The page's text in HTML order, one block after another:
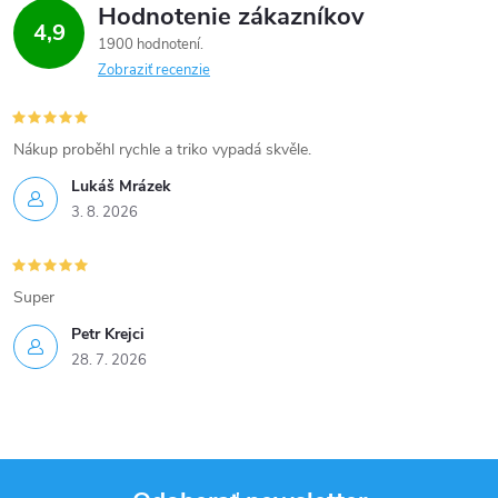
v
y
v
ý
p
i
s
4,9 Hodnotenie zákazníkov
1900 hodnotení
Zobraziť recenzie
Lukáš Mrázek
3. 8. 2026
Nákup proběhl rychle a triko vypadá skvěle.
Petr Krejci
28. 7. 2026
Super